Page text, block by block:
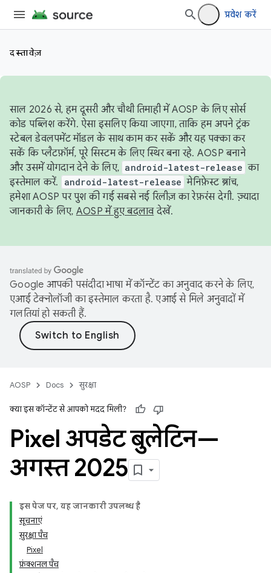
प्रवेश करें
दस्तावेज़
साल 2026 से, हम दूसरी और चौथी तिमाही में AOSP के लिए सोर्स
कोड पब्लिश करेंगे. ऐसा इसलिए किया जाएगा, ताकि हम अपने ट्रंक
स्टेबल डेवलपमेंट मॉडल के साथ काम कर सकें और यह पक्का कर
सकें कि प्लैटफ़ॉर्म, पूरे सिस्टम के लिए स्थिर बना रहे. AOSP बनाने
और उसमें योगदान देने के लिए, android-latest-release का
इस्तेमाल करें.
android-latest-release मेनिफ़ेस्ट ब्रांच,
हमेशा AOSP पर पुश की गई सबसे नई रिलीज़ का रेफ़रंस देगी. ज़्यादा
जानकारी के लिए, AOSP में हुए बदलावदेखें.
Google आपकी पसंदीदा भाषा में कॉन्टेंट का अनुवाद करने के लिए,
एआई टेक्नोलॉजी का इस्तेमाल करता है. एआई से मिले अनुवादों में
गलतियां हो सकती हैं.
AOSP Docs सुरक्षा
क्या इस कॉन्टेंट से आपको मदद मिली?
Pixel अपडेट बुलेटिन—
अगस्त 2025
इस पेज पर, यह जानकारी उपलब्ध है
सूचनाएं
सुरक्षा पैच
Pixel
फ़ंक्शनल पैच